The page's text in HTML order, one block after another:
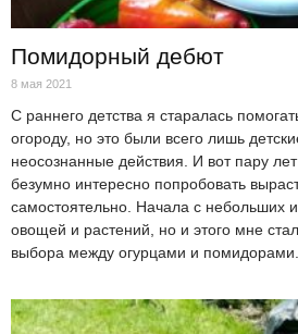
Помидорный дебют
8 мая 2021
С раннего детства я старалась
огороду, но это были всего лишь
неосознанные действия. И вот пару
безумно интересно попробовать
самостоятельно. Начала с небольших
овощей и растений, но и этого мне
выбора между огурцами и помидорами...